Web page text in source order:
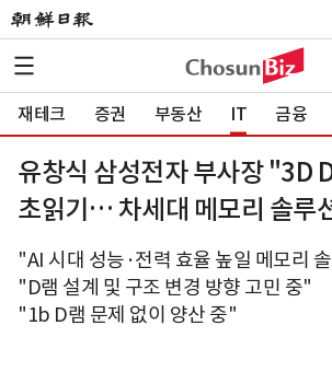
재테크 증권 부동산 IT 금융
유창식 삼성전자 부사장 "3D
초읽기… 차세대 메모리 솔루
"AI 시대 성능·전력 효율 높일 메모리
"D램 설계 및 구조 변경 방향 고민 중"
"1b D램 문제 없이 양산 중"